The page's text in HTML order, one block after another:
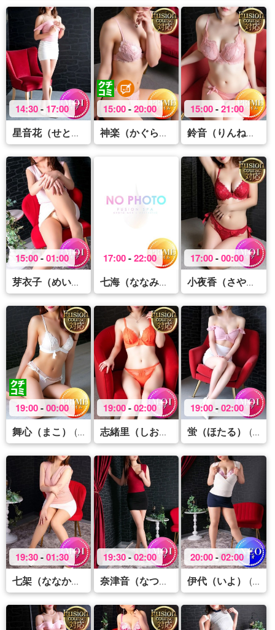
14:30- 17:00
星音花（せとか） (34)
15:00-20:00
神楽（かぐら） (39)
15:00-21:00
鈴音（りんね）
15:00-01:00
芽衣子（めいこ） (42)
17:00-22:00
七海（ななみ） (25)
17:00-00:00
小夜香（さやか）
19:00-00:00
舞心（まこ） (28)
19:00-02:00
志緒里（しおり） (39)
19:00-02:00
蛍（ほたる） (29)
19:30-01:30
七架（ななか）
19:30-02:00
奈津音（なつね） (37)
20:00-02:00
伊代（いよ） (43)